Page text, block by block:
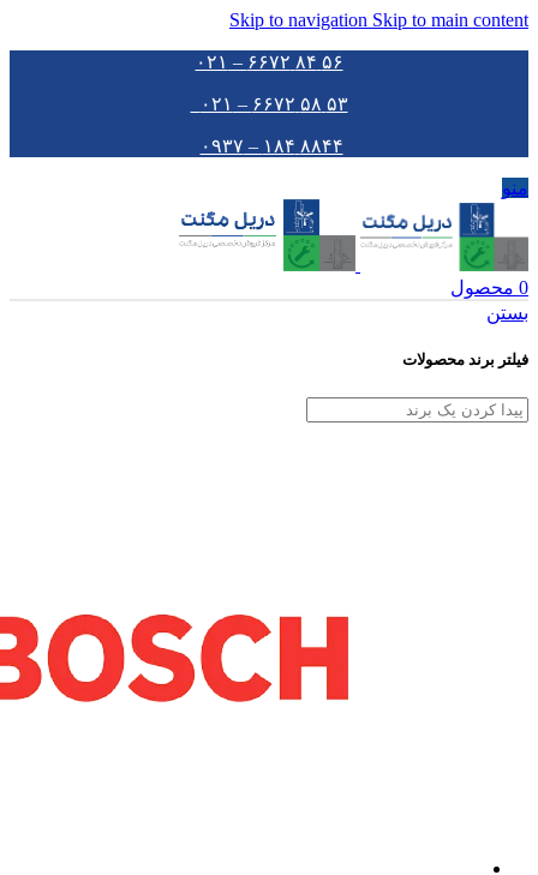
Skip to navigation Skip to main content
۵۶ ۸۴ ۶۶۷۲ – ۰۲۱
۵۳ ۵۸ ۶۶۷۲ – ۰۲۱
۸۸۴۴ ۱۸۴ – ۰۹۳۷
منو
0 محصول
بستن
فیلتر برند محصولات